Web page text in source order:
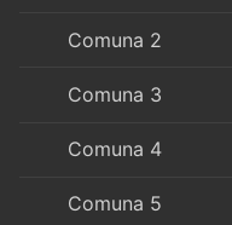
Comuna 2
Comuna 3
Comuna 4
Comuna 5